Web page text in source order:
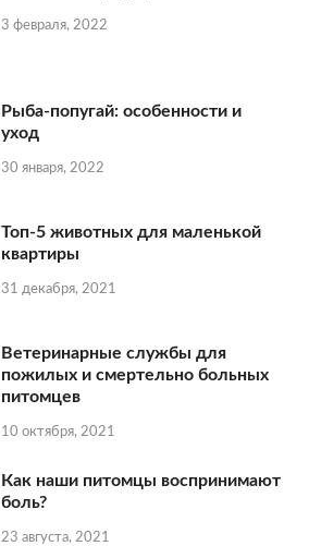
3 февраля, 2022
Рыба-попугай: особенности и
уход
30 января, 2022
Топ-5 животных для маленькой
квартиры
31 декабря, 2021
Ветеринарные службы для
пожилых и смертельно больных
питомцев
10 октября, 2021
Как наши питомцы воспринимают
боль?
23 августа, 2021